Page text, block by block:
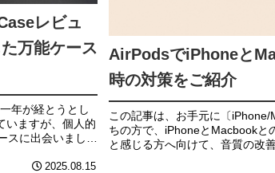
レビュ
万能ケース
年が経とうとし
いますが、個人的
スに出会いました
2025.08.15
AirPodsでiPhoneと
時の対策をご紹介
この記事は、お手元に〔
ちの方で、iPhoneとMacbookと
と感じる方へ向けて、音質の改